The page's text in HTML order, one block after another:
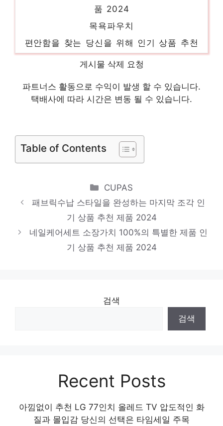
제품 2024
목재보수
품절 위기! 빠르게 잡아라! 인기 상품 추천 제
품 2024
하루만에 품절될 아이템! 인기 상품 추천 제
품 2024
다가오는 여름, 시원하게! 인기 상품 추천 제
품 2024
극세사수면조끼
스타일을 완성하는 마지막 조각 인기 상품 추
천 제품 2024
게시물 삭제 요청
파트너스 활동으로 수익이 발생 할 수 있습니다.
택배사에 따라 시간은 변동 될 수 있습니다.
Table of Contents
Categories
CUPAS
패브릭수납 스타일을 완성하는 마지막 조각 인
기 상품 추천 제품 2024
네일케어세트 소장가치 100%의 특별한 제품 인
기 상품 추천 제품 2024
검색
검색
Recent Posts
아낌없이 추천 LG 77인치 올레드 TV 압도적인 화
질과 몰입감 당신의 선택은 타임세일 주목